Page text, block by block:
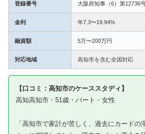
登録番号 大阪府知事（6）第12736
金利 年7.3〜19.94%
融資額 5万〜200万円
対応地域 高知市を含む全国対応
【口コミ：高知市のケーススタディ】
高知高知市・51歳・パート・女性
「高知市で家計が苦しく、過去にカードの